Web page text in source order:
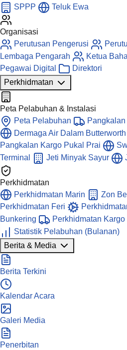
SPPP
Teluk Ewa
Organisasi
Perutusan Pengerusi
Lembaga Pengarah
Ketua
Pegawai Digital
Direktori
Perkhidmatan
Peta Pelabuhan & Instalasi
Peta Pelabuhan
Dermaga Air Dalam Butterworth
Pangkalan Kargo Pukal Prai
Terminal
Jeti Minyak Sayur
Perkhidmatan
Perkhidmatan Marin
Zon
Perkhidmatan Feri
Bunkering
Perkhidmatan Kargo
Statistik Pelabuhan (Bulanan)
Berita & Media
Berita Terkini
Kalendar Acara
Galeri Media
Penerbitan